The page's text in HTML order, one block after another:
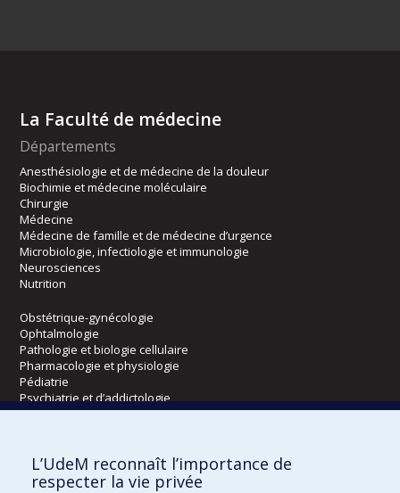
La Faculté de médecine
Départements
Anesthésiologie et de médecine de la douleur
Biochimie et médecine moléculaire
Chirurgie
Médecine
Médecine de famille et de médecine d’urgence
Microbiologie, infectiologie et immunologie
Neurosciences
Nutrition
Obstétrique-gynécologie
Ophtalmologie
Pathologie et biologie cellulaire
Pharmacologie et physiologie
Pédiatrie
Psychiatrie et d’addictologie
Radiologie, radio-oncologie et médecine nucléaire
Écoles
L’UdeM reconnaît l’importance de
respecter la vie privée